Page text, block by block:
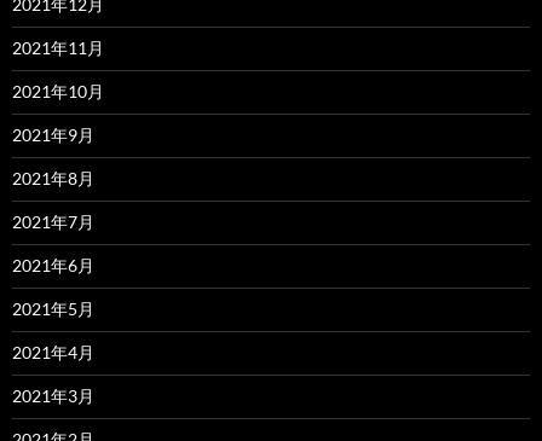
2021年12月
2021年11月
2021年10月
2021年9月
2021年8月
2021年7月
2021年6月
2021年5月
2021年4月
2021年3月